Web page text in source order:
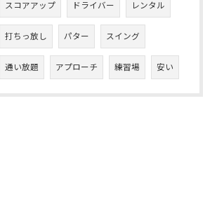
スコアアップ ドライバー レンタル
打ちっ放し パター スイング
通い放題 アプローチ 練習場 安い